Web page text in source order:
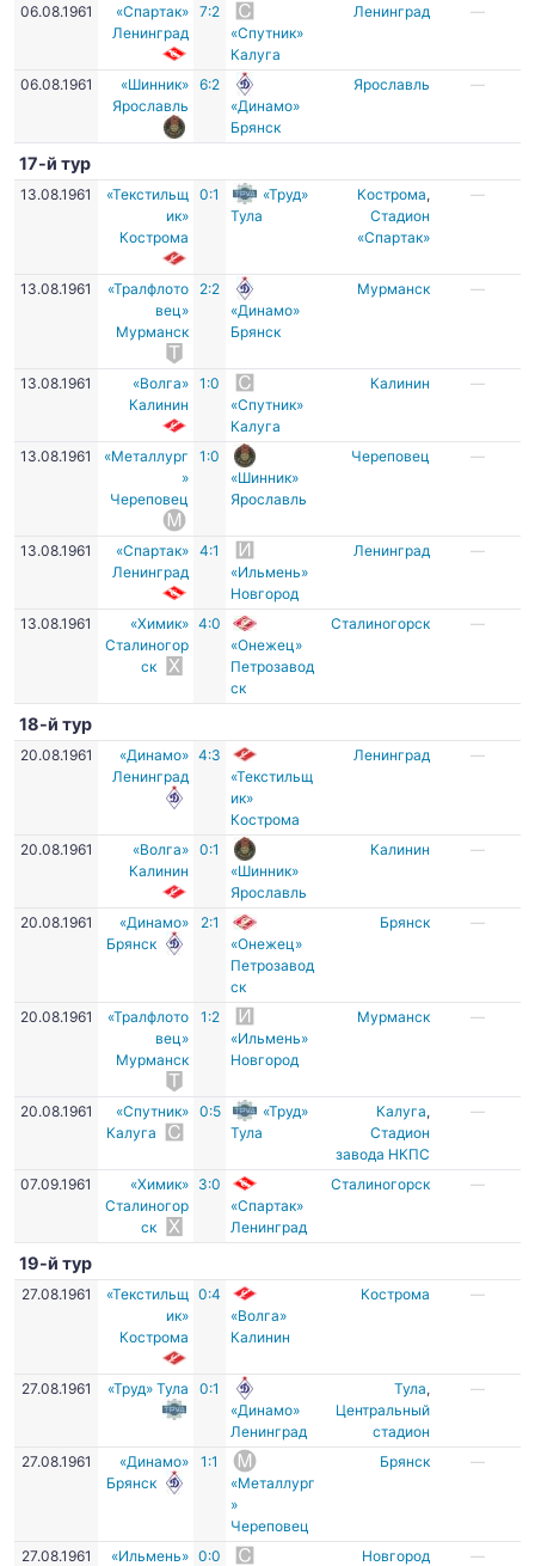
06.08.1961
«Спартак»
Ленинград
7:2
«Спутник»
Калуга
Ленинград —
06.08.1961
«Шинник»
Ярославль
6:2
«Динамо»
Брянск
Ярославль —
17-й тур
13.08.1961
«Текстильщ
ик»
Кострома
0:1
«Труд»
Тула
Кострома,
Стадион
«Спартак»
—
13.08.1961
«Тралфлото
вец»
Мурманск
2:2
«Динамо»
Брянск
Мурманск —
13.08.1961
«Волга»
Калинин
1:0
«Спутник»
Калуга
Калинин —
13.08.1961
«Металлург
»
Череповец
1:0
«Шинник»
Ярославль
Череповец —
13.08.1961
«Спартак»
Ленинград
4:1
«Ильмень»
Новгород
Ленинград —
13.08.1961
«Химик»
Сталиногор
ск
4:0
«Онежец»
Петрозавод
ск
Сталиногорск —
18-й тур
20.08.1961
«Динамо»
Ленинград
4:3
«Текстильщ
ик»
Кострома
Ленинград —
20.08.1961
«Волга»
Калинин
0:1
«Шинник»
Ярославль
Калинин —
20.08.1961
«Динамо»
Брянск
2:1
«Онежец»
Петрозавод
ск
Брянск —
20.08.1961
«Тралфлото
вец»
Мурманск
1:2
«Ильмень»
Новгород
Мурманск —
20.08.1961
«Спутник»
Калуга
0:5
«Труд»
Тула
Калуга,
Стадион
завода НКПС
—
07.09.1961
«Химик»
Сталиногор
ск
3:0
«Спартак»
Ленинград
Сталиногорск —
19-й тур
27.08.1961
«Текстильщ
ик»
Кострома
0:4
«Волга»
Калинин
Кострома —
27.08.1961 «Труд» Тула
0:1
«Динамо»
Ленинград
Тула,
Центральный
стадион
—
27.08.1961
«Динамо»
Брянск
1:1
«Металлург
»
Череповец
Брянск —
27.08.1961
«Ильмень» 0:0
Новгород —